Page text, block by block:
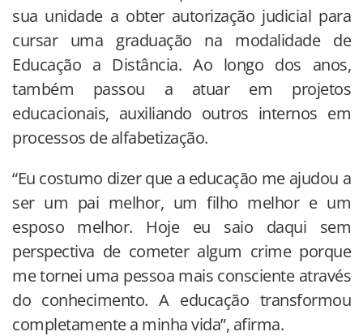
sua unidade a obter autorização judicial para
cursar uma graduação na modalidade de
Educação a Distância. Ao longo dos anos,
também passou a atuar em projetos
educacionais, auxiliando outros internos em
processos de alfabetização.
“Eu costumo dizer que a educação me ajudou a
ser um pai melhor, um filho melhor e um
esposo melhor. Hoje eu saio daqui sem
perspectiva de cometer algum crime porque
me tornei uma pessoa mais consciente através
do conhecimento. A educação transformou
completamente a minha vida”, afirma.